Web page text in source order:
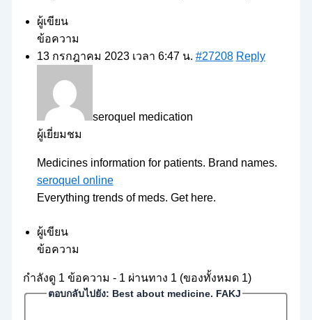
ผู้เขียน
ข้อความ
13 กรกฎาคม 2023 เวลา 6:47 น. #27208 Reply
seroquel medication
ผู้เยี่ยมชม
Medicines information for patients. Brand names.
seroquel online
Everything trends of meds. Get here.
ผู้เขียน
ข้อความ
กำลังดู 1 ข้อความ - 1 ผ่านทาง 1 (ของทั้งหมด 1)
ตอบกลับไปยัง: Best about medicine. FAKJ